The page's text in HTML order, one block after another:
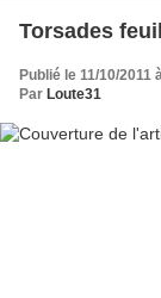
Torsades
Publié le 11/10/2011
Par Loute31